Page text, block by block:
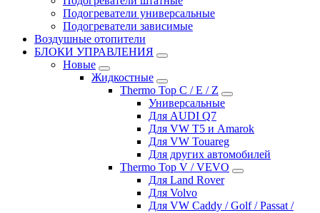
Подогреватели универсальные
Подогреватели зависимые
Воздушные отопители
БЛОКИ УПРАВЛЕНИЯ
Новые
Жидкостные
Thermo Top C / E / Z
Универсальные
Для AUDI Q7
Для VW T5 и Amarok
Для VW Touareg
Для других автомобилей
Thermo Top V / VEVO
Для Land Rover
Для Volvo
Для VW Caddy / Golf / Passat /